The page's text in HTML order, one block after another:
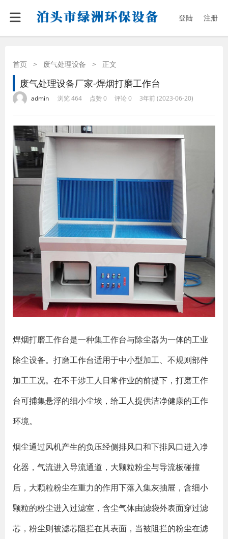
登陆 注册
首页 > 废气处理设备 > 正文
废气处理设备厂家-焊烟打磨工作台
admin 浏览 464 点赞 0 评论 0 3年前 (2023-06-20)
焊烟打磨工作台是一种集工作台与除尘器为一体的工业
除尘设备。打磨工作台适用于中小型加工、不规则部件
加工工况。在不干涉工人日常作业的前提下，打磨工作
台可捕集悬浮的细小尘埃，给工人提供洁净健康的工作
环境。
烟尘通过风机产生的负压经侧排风口和下排风口进入净
化器，气流进入导流通道，大颗粒粉尘与导流板碰撞
后，大颗粒粉尘在重力的作用下落入集灰抽屉，含细小
颗粒的粉尘进入过滤室，含尘气体由滤袋外表面穿过滤
芯，粉尘则被滤芯阻拦在其表面，当被阻拦的粉尘在滤